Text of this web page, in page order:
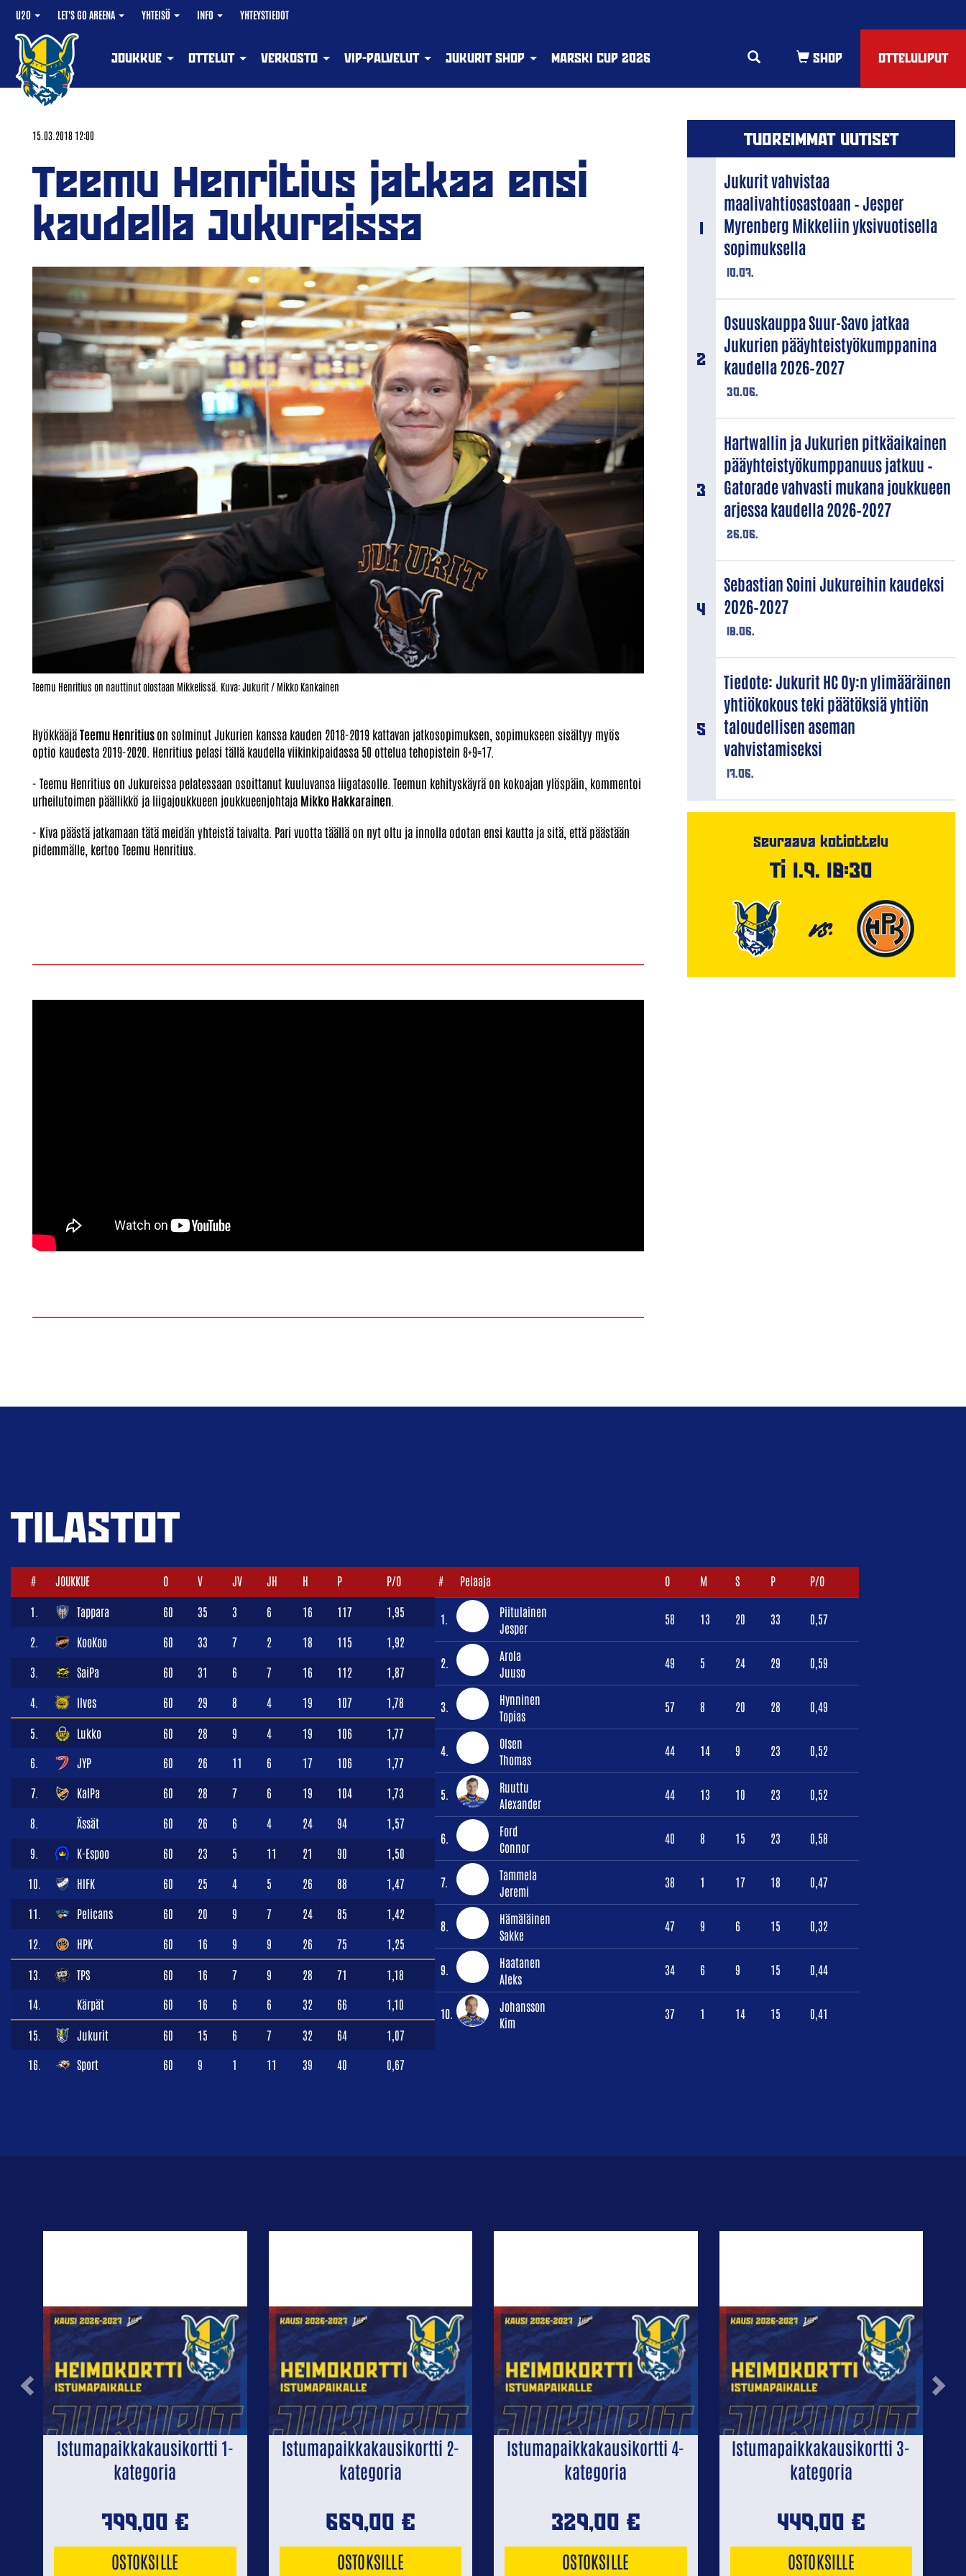
U20 LET'S GO AREENA YHTEISÖ INFO YHTEYSTIEDOT
OTTELULIPUT
JOUKKUE OTTELUT VERKOSTO VIP-PALVELUT JUKURIT SHOP MARSKI CUP 2026
15.03.2018 12:00
Teemu Henritius jatkaa ensi
kaudella Jukureissa
Teemu Henritius on nauttinut olostaan Mikkelissä. Kuva: Jukurit / Mikko Kankainen
HyökkääjäTeemu Henritiuson solminut Jukurien kanssa kauden 2018-2019 kattavan jatkosopimuksen, sopimukseen sisältyy myös
optio kaudesta 2019-2020. Henritius pelasi tällä kaudella viikinkipaidassa 50 ottelua tehopistein 8+9=17.
- Teemu Henritius on Jukureissa pelatessaan osoittanut kuuluvansa liigatasolle. Teemun kehityskäyrä on kokoajan ylöspäin, kommentoi
urheilutoimen päällikkö ja liigajoukkueen joukkueenjohtaja Mikko Hakkarainen
- Kiva päästä jatkamaan tätä meidän yhteistä taivalta. Pari vuotta täällä on nyt oltu ja innolla odotan ensi kautta ja sitä, että päästään
pidemmälle, kertoo Teemu Henritius.
TUOREIMMAT UUTISET
10.07.
Jukurit vahvistaa
maalivahtiosastoaan – Jesper
Myrenberg Mikkeliin yksivuotisella
sopimuksella
30.06.
Osuuskauppa Suur-Savo jatkaa
Jukurien pääyhteistyökumppanina
kaudella 2026–2027
26.06.
Hartwallin ja Jukurien pitkäaikainen
pääyhteistyökumppanuus jatkuu –
Gatorade vahvasti mukana joukkueen
arjessa kaudella 2026–2027
18.06.
Sebastian Soini Jukureihin kaudeksi
2026–2027
17.06.
Tiedote: Jukurit HC Oy:n ylimääräinen
yhtiökokous teki päätöksiä yhtiön
taloudellisen aseman
vahvistamiseksi
Seuraava kotiottelu
Ti 1.9. 18:30
VS.
TILASTOT
# JOUKKUE O V JV JH H P P/O
1. Tappara 60 35 3 6 16 117 1,95
2. KooKoo 60 33 7 2 18 115 1,92
3. SaiPa 60 31 6 7 16 112 1,87
4. Ilves 60 29 8 4 19 107 1,78
5. Lukko 60 28 9 4 19 106 1,77
6. JYP 60 26 11 6 17 106 1,77
7. KalPa 60 28 7 6 19 104 1,73
8. Ässät 60 26 6 4 24 94 1,57
9. K-Espoo 60 23 5 11 21 90 1,50
10. HIFK 60 25 4 5 26 88 1,47
11. Pelicans 60 20 9 7 24 85 1,42
12. HPK 60 16 9 9 26 75 1,25
13. TPS 60 16 7 9 28 71 1,18
14. Kärpät 60 16 6 6 32 66 1,10
15. Jukurit 60 15 6 7 32 64 1,07
16. Sport 60 9 1 11 39 40 0,67
# Pelaaja O M S P P/O
1.
Piitulainen
Jesper
58 13 20 33 0,57
2.
Arola
Juuso
49 5 24 29 0,59
3.
Hynninen
Topias
57 8 20 28 0,49
4.
Olsen
Thomas
44 14 9 23 0,52
5.
Ruuttu
Alexander
44 13 10 23 0,52
6.
Ford
Connor
40 8 15 23 0,58
7.
Tammela
Jeremi
38 1 17 18 0,47
8.
Hämäläinen
Sakke
47 9 6 15 0,32
9.
Haatanen
Aleks
34 6 9 15 0,44
10.
Johansson
Kim
37 1 14 15 0,41
Istumapaikkakausikortti 1-
kategoria
799,00 €
OSTOKSILLE
Istumapaikkakausikortti 2-
kategoria
669,00 €
OSTOKSILLE
Istumapaikkakausikortti 4-
kategoria
329,00 €
OSTOKSILLE
Istumapaikkakausikortti 3-
kategoria
449,00 €
OSTOKSILLE
Previous